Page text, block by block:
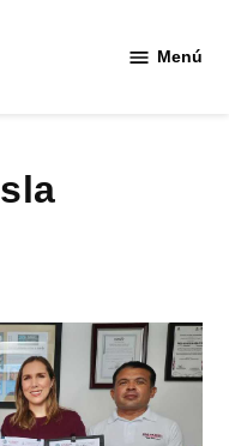
Menú